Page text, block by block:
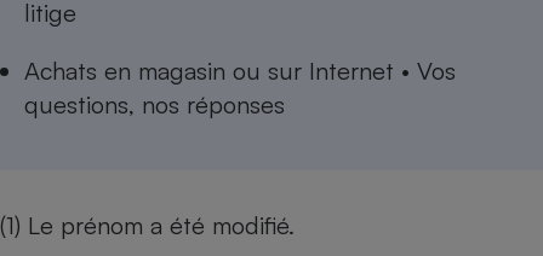
litige
Achats en magasin ou sur Internet • Vos
questions, nos réponses
(1) Le prénom a été modifié.